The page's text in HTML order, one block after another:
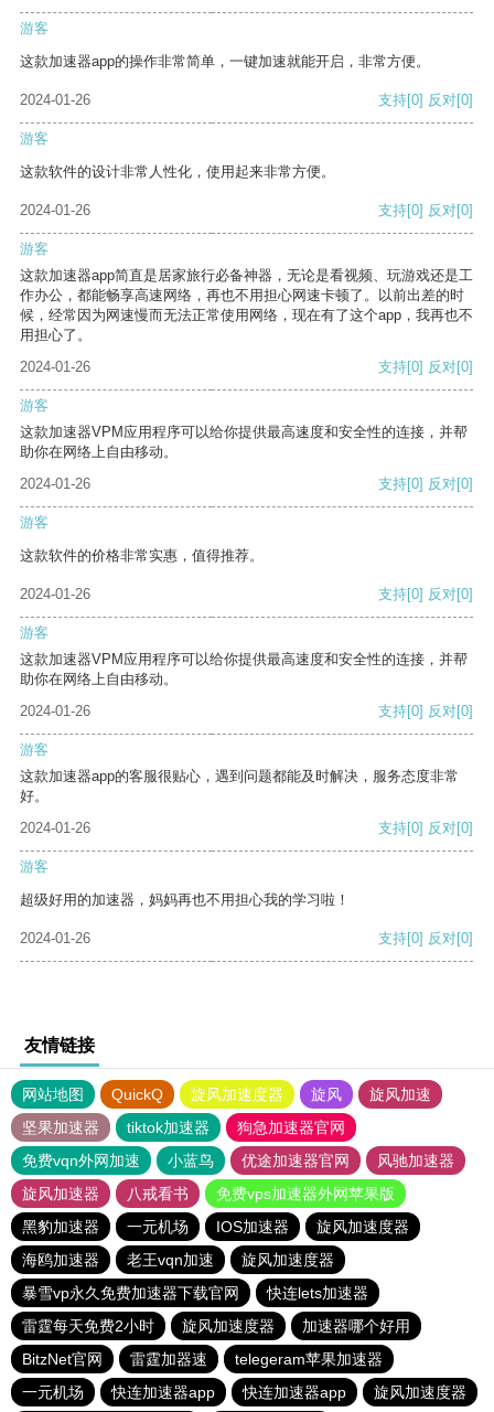
游客
这款加速器app的操作非常简单，一键加速就能开启，非常方便。
2024-01-26 支持[0] 反对[0]
游客
这款软件的设计非常人性化，使用起来非常方便。
2024-01-26 支持[0] 反对[0]
游客
这款加速器app简直是居家旅行必备神器，无论是看视频、玩游戏还是工
作办公，都能畅享高速网络，再也不用担心网速卡顿了。以前出差的时
候，经常因为网速慢而无法正常使用网络，现在有了这个app，我再也不
用担心了。
2024-01-26
支持[0] 反对[0]
游客
这款加速器VPM应用程序可以给你提供最高速度和安全性的连接，并帮
助你在网络上自由移动。
2024-01-26
支持[0] 反对[0]
游客
这款软件的价格非常实惠，值得推荐。
2024-01-26 支持[0] 反对[0]
游客
这款加速器VPM应用程序可以给你提供最高速度和安全性的连接，并帮
助你在网络上自由移动。
2024-01-26
支持[0] 反对[0]
游客
这款加速器app的客服很贴心，遇到问题都能及时解决，服务态度非常
好。
2024-01-26
支持[0] 反对[0]
游客
超级好用的加速器，妈妈再也不用担心我的学习啦！
2024-01-26 支持[0] 反对[0]
友情链接
网站地图 QuickQ 旋风加速度器 旋风
旋风加速
坚果加速器
tiktok加速器
狗急加速器官网
免费vqn外网加速
小蓝鸟 优途加速器官网
风驰加速器
旋风加速器
八戒看书
免费vps加速器外网苹果版
黑豹加速器
一元机场 IOS加速器
旋风加速度器
海鸥加速器
老王vqn加速
旋风加速度器
暴雪vp永久免费加速器下载官网
快连lets加速器
雷霆每天免费2小时
旋风加速度器
加速器哪个好用
BitzNet官网
雷霆加器速
telegeram苹果加速器
一元机场
快连加速器app 快连加速器app 旋风加速度器